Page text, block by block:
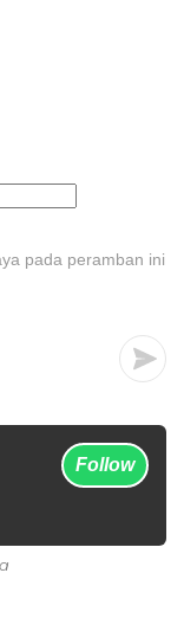
pada peramban ini
Follow